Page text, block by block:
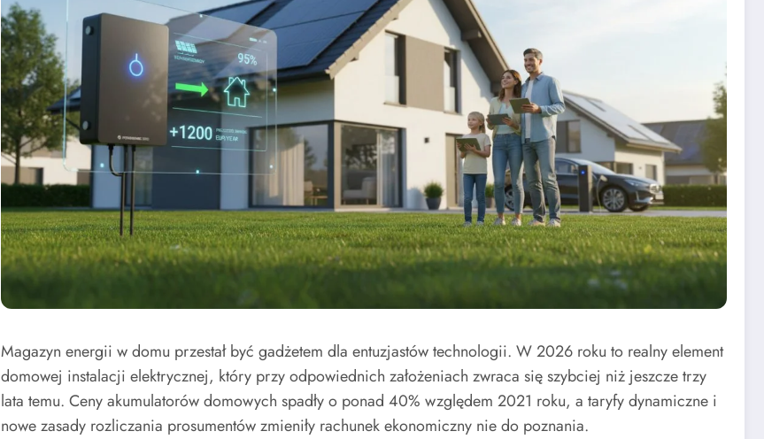
Magazyn energii w domu przestał być gadżetem dla entuzjastów technologii. W 2026 roku to realny element
domowej instalacji elektrycznej, który przy odpowiednich założeniach zwraca się szybciej niż jeszcze trzy
lata temu. Ceny akumulatorów domowych spadły o ponad 40% względem 2021 roku, a taryfy dynamiczne i
nowe zasady rozliczania prosumentów zmieniły rachunek ekonomiczny nie do poznania.